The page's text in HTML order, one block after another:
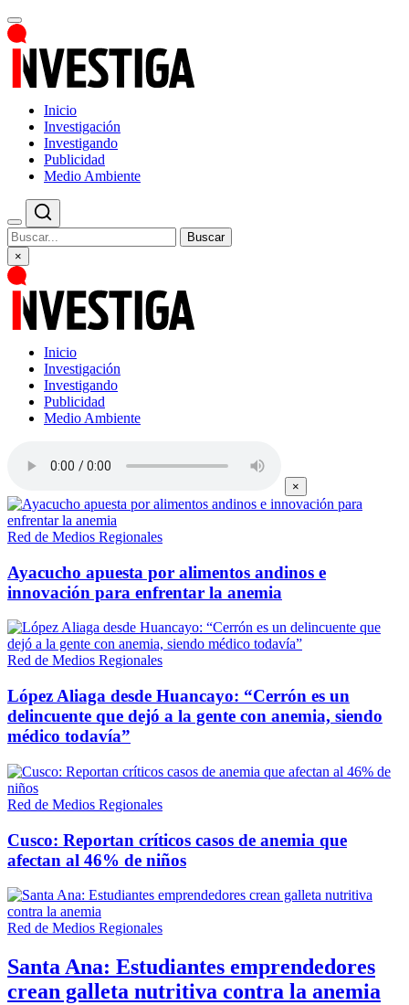
Inicio
Investigación
Investigando
Publicidad
Medio Ambiente
Buscar
×
Inicio
Investigación
Investigando
Publicidad
Medio Ambiente
×
Red de Medios Regionales
Ayacucho apuesta por alimentos andinos e
innovación para enfrentar la anemia
Red de Medios Regionales
López Aliaga desde Huancayo: “Cerrón es un
delincuente que dejó a la gente con anemia, siendo
médico todavía”
Red de Medios Regionales
Cusco: Reportan críticos casos de anemia que
afectan al 46% de niños
Red de Medios Regionales
Santa Ana: Estudiantes emprendedores
crean galleta nutritiva contra la anemia